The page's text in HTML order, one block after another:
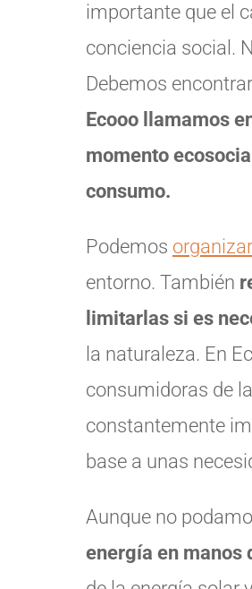
importante que el
conciencia social.
Debemos
Ecooo llamamos
momento
consumo.
Podemos
entorno. También
limitarlas si es
la naturaleza. En
consumidoras de
constantemente
base a unas
Aunque no
energía en manos